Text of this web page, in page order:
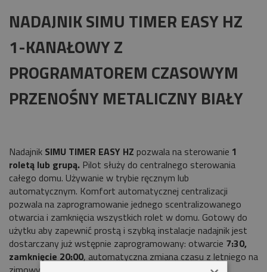
NADAJNIK SIMU TIMER EASY HZ
1-KANAŁOWY Z
PROGRAMATOREM CZASOWYM
PRZENOŚNY METALICZNY BIAŁY
Nadajnik SIMU TIMER EASY HZ pozwala na sterowanie 1
roletą lub grupą. Pilot służy do centralnego sterowania
całego domu. Używanie w trybie ręcznym lub
automatycznym. Komfort automatycznej centralizacji
pozwala na zaprogramowanie jednego scentralizowanego
otwarcia i zamknięcia wszystkich rolet w domu. Gotowy do
użytku aby zapewnić prostą i szybką instalacje nadajnik jest
dostarczany już wstępnie zaprogramowany: otwarcie 7:30,
zamknięcie 20:00, automatyczna zmiana czasu z letniego na